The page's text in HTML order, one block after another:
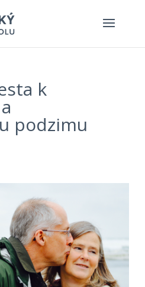
k
podzimu